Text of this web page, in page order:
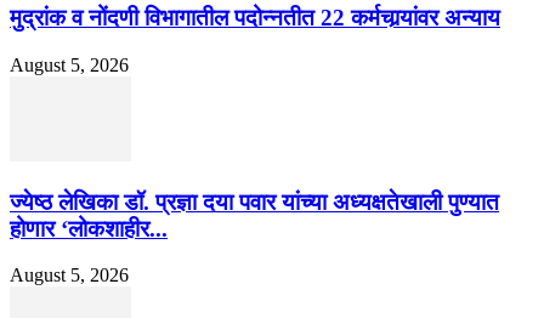
मुद्रांक व नोंदणी विभागातील पदोन्नतीत 22 कर्मचार्‍यांवर अन्याय
August 5, 2026
ज्येष्ठ लेखिका डॉ. प्रज्ञा दया पवार यांच्या अध्यक्षतेखाली पुण्यात
होणार ‘लोकशाहीर...
August 5, 2026